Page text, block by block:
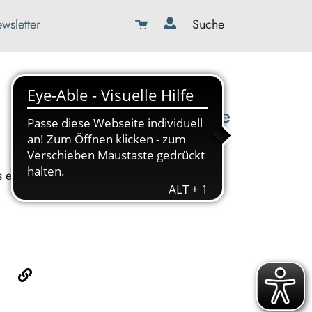
Suche
08179-423989-0
info@kbw-toelz-wor.de